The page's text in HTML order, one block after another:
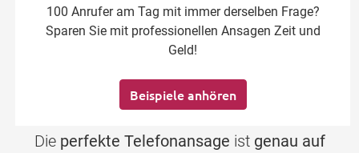
100 Anrufer am Tag mit immer derselben Frage?
Sparen Sie mit professionellen Ansagen Zeit und
Geld!
Beispiele anhören
Die perfekte Telefonansage ist genau auf